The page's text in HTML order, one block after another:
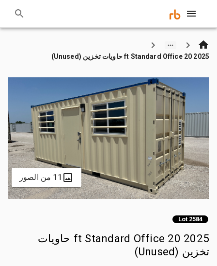
2025 20 ft Standard Office حاويات تخزين (Unused)
11 من الصور
Lot 2584
2025 20 ft Standard Office حاويات
تخزين (Unused)